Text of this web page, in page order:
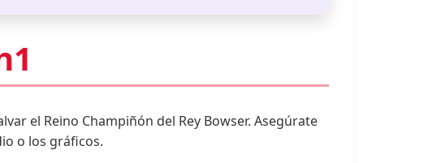
el Reino Champiñón del Rey Bowser. Asegúrate
o los gráficos.